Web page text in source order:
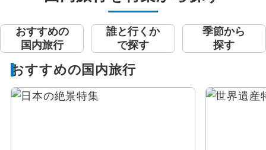
おすすめの
国内旅行
誰と行くか
で探す
季節から
探す
おすすめの国内旅行